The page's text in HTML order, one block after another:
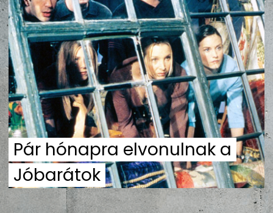
KULT
UTCA
ZENE
MÉDIAAJÁNLAT
IMPRESSZUM
PR-ARCHÍVUM
ADATKEZELÉSI TÁJÉKOZTATÓ
Pár hónapra elvonulnak a
Jóbarátok